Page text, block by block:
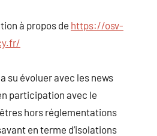
à propos de https://osv-
su évoluer avec les news
participation avec le
hors réglementations
en terme d’isolations